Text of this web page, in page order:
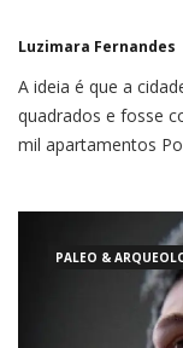
Luzimara Fernandes
A ideia é que a
quadrados e fosse
mil apartamentos
imobiliário chinês
construção de […]
PALEO &